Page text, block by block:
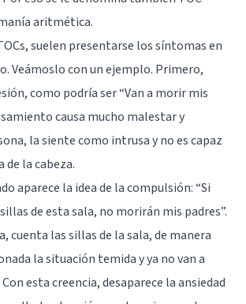
aritmética.
suelen presentarse los síntomas en
Veámoslo con un ejemplo. Primero,
como podría ser “Van a morir mis
causa mucho malestar y
la siente como intrusa y no es capaz
de la cabeza.
aparece la idea de la compulsión: “Si
de esta sala, no morirán mis padres”.
cuenta las sillas de la sala, de manera
la situación temida y ya no van a
esta creencia, desaparece la ansiedad